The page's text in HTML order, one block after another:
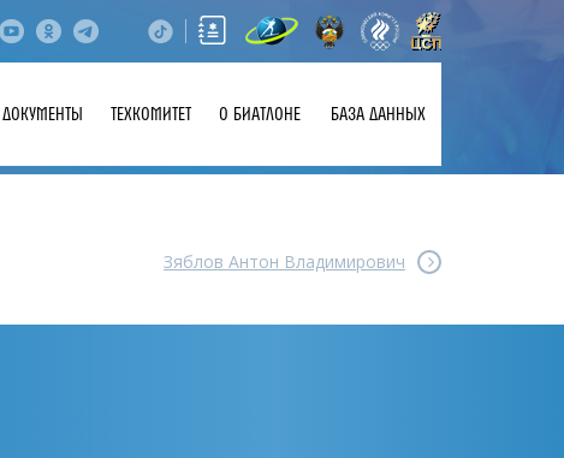
ДОКУМЕНТЫ ТЕХКОМИТЕТ О БИАТЛОНЕ БАЗА ДАННЫХ
Зяблов Антон Владимирович